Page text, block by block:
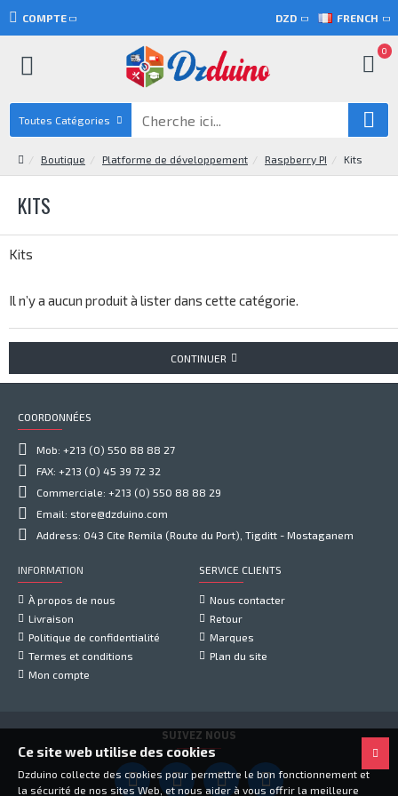
COMPTE DZD FRENCH
0
Toutes Catégories
Boutique Platforme de développement Raspberry PI Kits
KITS
Kits
Il n’y a aucun produit à lister dans cette catégorie.
CONTINUER
COORDONNÉES
Mob: +213 (0) 550 88 88 27
FAX: +213 (0) 45 39 72 32
Commerciale: +213 (0) 550 88 88 29
Email: store@dzduino.com
Address: 043 Cite Remila (Route du Port), Tigditt - Mostaganem
INFORMATION
À propos de nous
Livraison
Politique de confidentialité
Termes et conditions
Mon compte
SERVICE CLIENTS
Nous contacter
Retour
Marques
Plan du site
SUIVEZ NOUS
Ce site web utilise des cookies
Dzduino collecte des cookies pour permettre le bon fonctionnement et
la sécurité de nos sites Web, et nous aider à vous offrir la meilleure